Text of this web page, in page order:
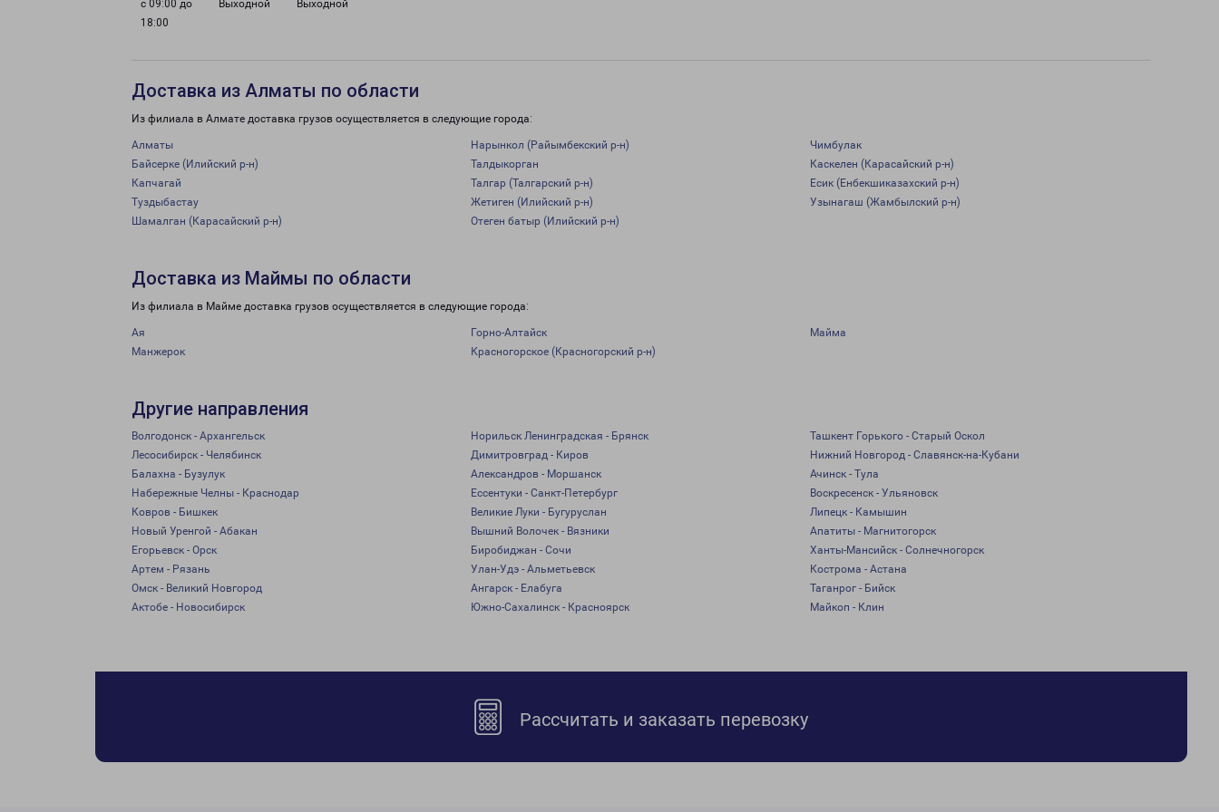
с 09:00 до
18:00
Выходной Выходной
Доставка из Алматы по области
Из филиала в Алмате доставка грузов осуществляется в следующие города:
Алматы Нарынкол (Райымбекский р-н)
Чимбулак
Байсерке (Илийский р-н)
Талдыкорган
Каскелен (Карасайский р-н)
Капчагай
Талгар (Талгарский р-н)
Есик (Енбекшиказахский р-н)
Туздыбастау
Жетиген (Илийский р-н)
Узынагаш (Жамбылский р-н)
Шамалган (Карасайский р-н)
Отеген батыр (Илийский р-н)
Доставка из Маймы по области
Из филиала в Майме доставка грузов осуществляется в следующие города:
Ая Горно-Алтайск
Майма
Манжерок
Красногорское (Красногорский р-н)
Другие направления
Волгодонск - Архангельск Норильск Ленинградская - Брянск
Ташкент Горького - Старый Оскол
Лесосибирск - Челябинск
Димитровград - Киров
Нижний Новгород - Славянск-на-Кубани
Балахна - Бузулук
Александров - Моршанск
Ачинск - Тула
Набережные Челны - Краснодар
Ессентуки - Санкт-Петербург
Воскресенск - Ульяновск
Ковров - Бишкек
Великие Луки - Бугуруслан
Липецк - Камышин
Новый Уренгой - Абакан
Вышний Волочек - Вязники
Апатиты - Магнитогорск
Егорьевск - Орск
Биробиджан - Сочи
Ханты-Мансийск - Солнечногорск
Артем - Рязань
Улан-Удэ - Альметьевск
Кострома - Астана
Омск - Великий Новгород
Ангарск - Елабуга
Таганрог - Бийск
Актобе - Новосибирск
Южно-Сахалинск - Красноярск Майкоп - Клин
Рассчитать и заказать перевозку